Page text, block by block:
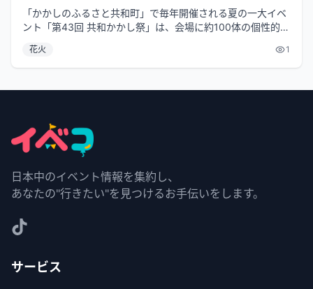
「かかしのふるさと共和町」で毎年開催される夏の一大イベ
ント「第43回 共和かかし祭」は、会場に約100体の個性的で
花火 1
日本中のイベント情報を集約し、
あなたの"行きたい"を見つけるお手伝いをします。
サービス